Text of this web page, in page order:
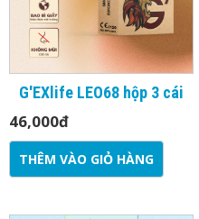
G'EXlife LEO68 hộp 3 cái
46,000đ
THÊM VÀO GIỎ HÀNG